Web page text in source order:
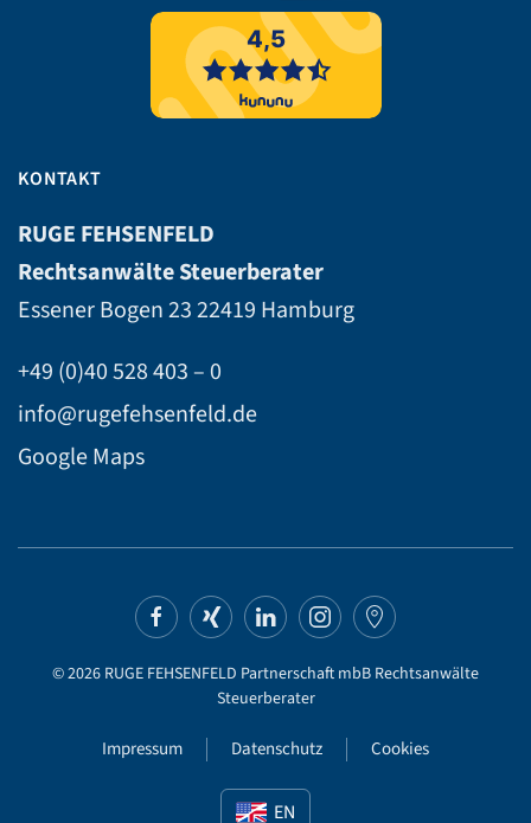
KONTAKT
RUGE FEHSENFELD
Rechtsanwälte Steuerberater
Essener Bogen 2322419 Hamburg
+49 (0)40 528 403 – 0
info@rugefehsenfeld.de
Google Maps
©2026 RUGE FEHSENFELD Partnerschaft mbB Rechtsanwälte
Steuerberater
Impressum Datenschutz Cookies
EN